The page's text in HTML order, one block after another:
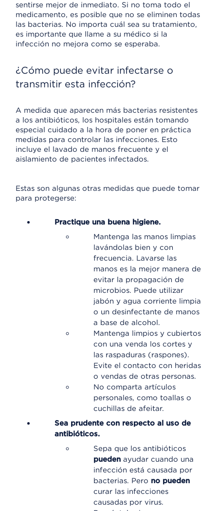
sentirse mejor de inmediato. Si no toma todo el
medicamento, es posible que no se eliminen todas
las bacterias. No importa cuál sea su tratamiento,
es importante que llame a su médico si la
infección no mejora como se esperaba.
¿Cómo puede evitar infectarse o
transmitir esta infección?
A medida que aparecen más bacterias resistentes
a los antibióticos, los hospitales están tomando
especial cuidado a la hora de poner en práctica
medidas para controlar las infecciones. Esto
incluye el lavado de manos frecuente y el
aislamiento de pacientes infectados.
Estas son algunas otras medidas que puede tomar
para protegerse:
Practique una buena higiene.
Mantenga las manos limpias
lavándolas bien y con
frecuencia. Lavarse las
manos es la mejor manera de
evitar la propagación de
microbios. Puede utilizar
jabón y agua corriente limpia
o un desinfectante de manos
a base de alcohol.
Mantenga limpios y cubiertos
con una venda los cortes y
las raspaduras (raspones).
Evite el contacto con heridas
o vendas de otras personas.
No comparta artículos
personales, como toallas o
cuchillas de afeitar.
Sea prudente con respecto al uso de
antibióticos.
Sepa que los antibióticos
pueden ayudar cuando una
infección está causada por
bacterias. Pero no pueden
curar las infecciones
causadas por virus.